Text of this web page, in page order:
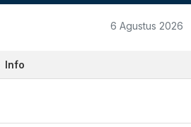
6 Agustus 2026
Info